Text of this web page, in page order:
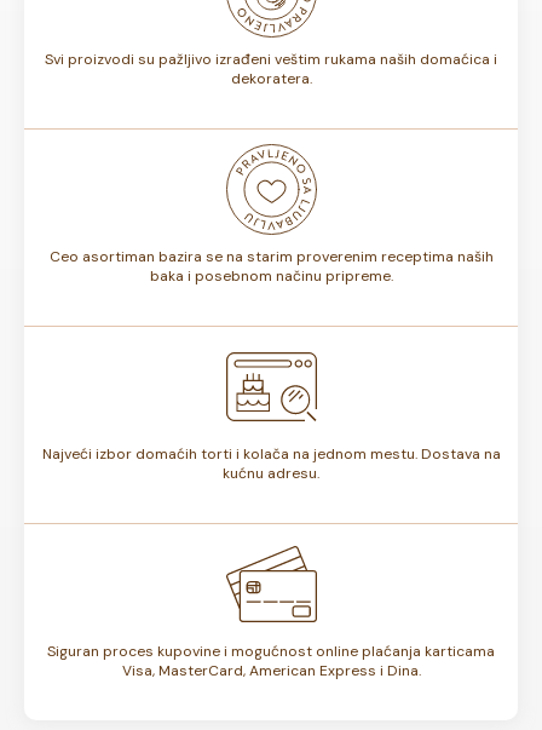
Svi proizvodi su pažljivo izrađeni veštim rukama naših domaćica i
dekoratera.
Ceo asortiman bazira se na starim proverenim receptima naših
baka i posebnom načinu pripreme.
Najveći izbor domaćih torti i kolača na jednom mestu. Dostava na
kućnu adresu.
Siguran proces kupovine i mogućnost online plaćanja karticama
Visa, MasterCard, American Express i Dina.